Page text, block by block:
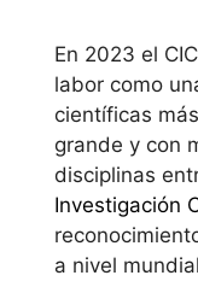
En 2023 el
labor como
científicas
grande y con
disciplinas
Investigación
a nivel